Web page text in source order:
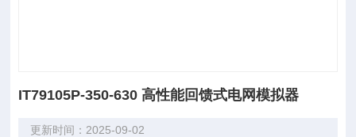
IT79105P-350-630 高性能回馈式电网模拟器
更新时间：2025-09-02